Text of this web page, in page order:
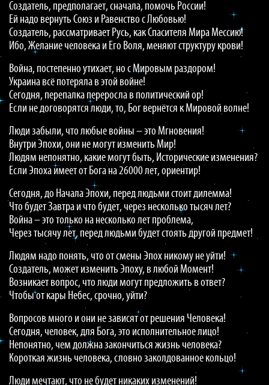
Создатель, предполагает, сначала, помочь России!
Ей надо вернуть Союз и Равенство с Любовью!
Создатель, рассматривает Русь, как Спасителя Мира Мессию!
Ибо, Желание человека и Его Воля, меняют структуру крови!
Война, постепенно утихает, но с Мировым раздором!
Украина всё потеряла в этой войне!
Сегодня, перепалка переросла в политический ор!
Если не договорятся люди, то, Бог вернётся к Мировой волне!
Люди забыли, что любые войны – это Мгновения!
Внутри Эпохи, они не могут изменить Мир!
Людям непонятно, какие могут быть, Исторические изменения?
Если Эпоха имеет от Бога на 26000 лет, ориентир!
Сегодня, до Начала Эпохи, перед людьми стоит дилемма!
Что будет Завтра и что будет, через несколько тысяч лет?
Война – это только на несколько лет проблема,
Через тысячу лет, перед людьми будет стоять другой предмет!
Людям надо понять, что от смены Эпох никому не уйти!
Создатель, может изменить Эпоху, в любой Момент!
Возникает вопрос, что люди могут предложить в ответ?
Чтобы от кары Небес, срочно, уйти?
Вопросов много и они не зависят от решения Человека!
Сегодня, человек, для Бога, это исполнительное лицо!
Непонятно, чем должна закончиться жизнь человека?
Короткая жизнь человека, словно заколдованное кольцо!
Люди мечтают, что не будет никаких изменений!